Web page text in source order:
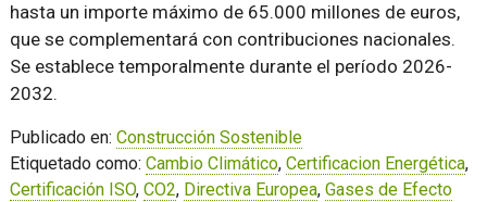
hasta un importe máximo de 65.000 millones de euros,
que se complementará con contribuciones nacionales.
Se establece temporalmente durante el período 2026-
2032.
Publicado en: Construcción Sostenible
Etiquetado como: Cambio Climático, Certificacion Energética,
Certificación ISO, CO2, Directiva Europea, Gases de Efecto